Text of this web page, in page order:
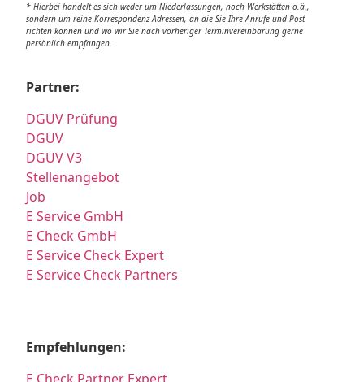
* Hierbei handelt es sich weder um Niederlassungen, noch Werkstätten o.ä.,
sondern um reine Korrespondenz-Adressen, an die Sie Ihre Anrufe und Post
richten können und wo wir Sie nach vorheriger Terminvereinbarung gerne
persönlich empfangen.
Partner:
DGUV Prüfung
DGUV
DGUV V3
Stellenangebot
Job
E Service GmbH
E Check GmbH
E Service Check Expert
E Service Check Partners
Empfehlungen:
E Check Partner Expert